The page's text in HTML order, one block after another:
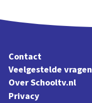
Contact
Veelgestelde vragen
Over Schooltv.nl
Privacy